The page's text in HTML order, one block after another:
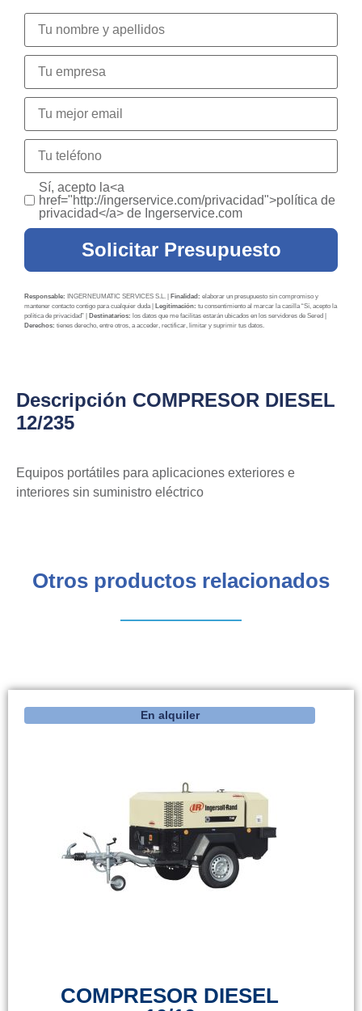
Sí, acepto la<a
href="http://ingerservice.com/privacidad">política de
privacidad</a> de Ingerservice.com
Solicitar Presupuesto
Responsable: INGERNEUMATIC SERVICES S.L. | Finalidad: elaborar un presupuesto sin compromiso y
mantener contacto contigo para cualquier duda |
Legitimación: tu consentimiento al marcar la casilla “Sí, acepto la
política de privacidad” |
Destinatarios: los datos que me facilitas estarán ubicados en los servidores de Sered |
Derechos: tienes derecho, entre otros, a acceder, rectificar, limitar y suprimir tus datos.
Descripción COMPRESOR DIESEL
12/235
Equipos portátiles para aplicaciones exteriores e
interiores sin suministro eléctrico
Otros productos relacionados
En alquiler
COMPRESOR DIESEL